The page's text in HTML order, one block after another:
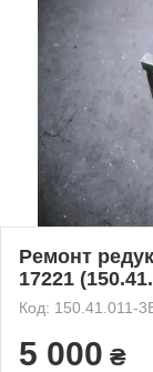
Ремонт
17221
Код: 150.41.011-
5 000 ₴